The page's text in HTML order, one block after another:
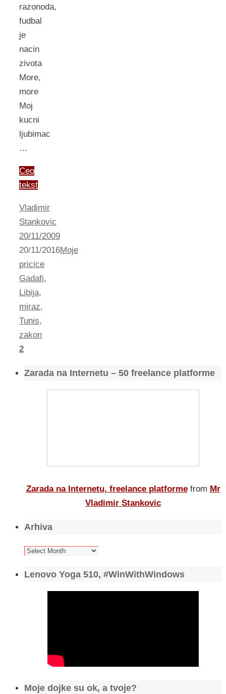
razonoda,
fudbal
je
nacin
zivota
More,
more
Moj
kucni
ljubimac
…
Ceo
tekst
Vladimir
Stankovic
20/11/2009
20/11/2016Moje
pricice
Gadafi,
Libija,
miraz,
Tunis,
zakon
2
Zarada na Internetu – 50 freelance platforme
Zarada na Internetu, freelance platforme from Mr
Vladimir Stankovic
Arhiva
Arhiva
Lenovo Yoga 510, #WinWithWindows
Moje dojke su ok, a tvoje?